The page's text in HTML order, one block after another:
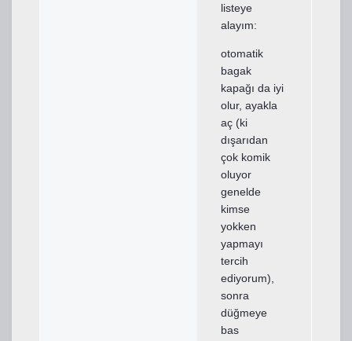
listeye
alayım:
otomatik
bagak
kapağı da iyi
olur, ayakla
aç (ki
dışarıdan
çok komik
oluyor
genelde
kimse
yokken
yapmayı
tercih
ediyorum),
sonra
düğmeye
bas